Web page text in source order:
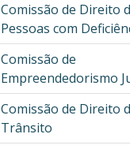
Comissão de Direito
Pessoas com
Comissão de
Empreendedorismo
Comissão de Direito
Trânsito